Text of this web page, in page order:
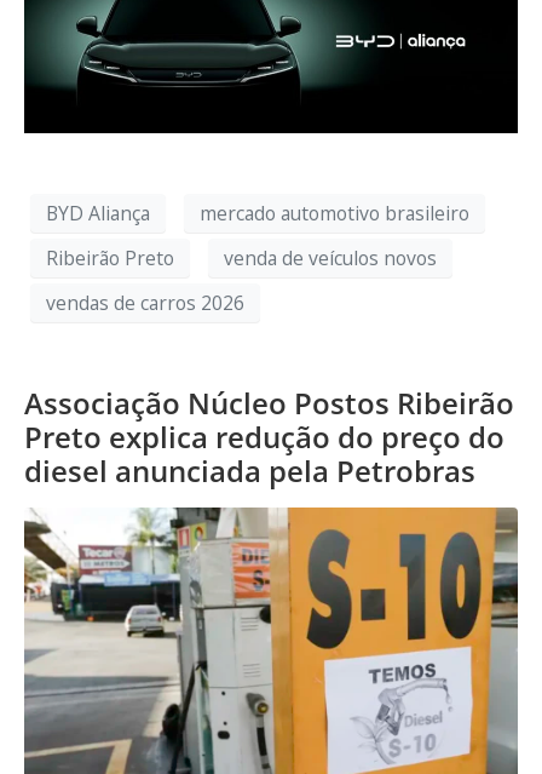
BYD Aliança
mercado automotivo brasileiro
Ribeirão Preto
venda de veículos novos
vendas de carros 2026
Associação Núcleo Postos Ribeirão
Preto explica redução do preço do
diesel anunciada pela Petrobras